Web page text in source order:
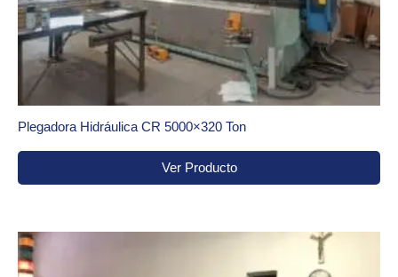
Plegadora Hidráulica CR 5000×320 Ton
Ver Producto